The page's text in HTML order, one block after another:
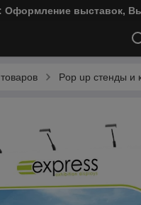
Оформление выставок,
Pop up стенды и